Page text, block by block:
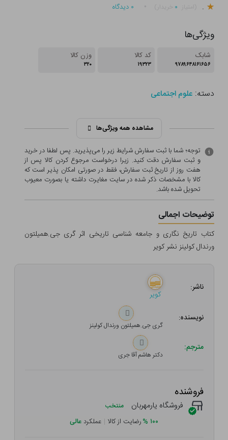
. ۰ ۰ دیدگاه
ویژگی‌ها
شابک
۹۷۸۹۶۴۸۱۶۱۶۵۶
کد کالا
۱۹۳۲۳
وزن کالا
۳۲۰
دسته:علوم اجتماعی
مشاهده همه ویژگی‌ها
توجه؛ شما با ثبت سفارش شرایط زیر را می‌پذیرید. پس لطفا در خرید
و ثبت سفارش دقت کنید. زیرا درخواست مرجوع کردن کالا پس از
هفت روز از تاریخ ثبت سفارش، فقط در صورتی امکان پذیر است که
کالا با مشخصات ذکر شده در سایت مغایرت داشته یا بصورت معيوب
تحویل شده باشد.
توضیحات اجمالی
کتاب تاریخ نگاری و جامعه شناسی تاریخی اثر گری جی.همیلتون
ورندال کولینز نشر کویر
ناشر:
کویر
نویسنده:
گری جی.همیلتون ورندال کولینز
مترجم:
دکتر هاشم آقا جری
فروشنده
فروشگاه یارمهربان منتخب
۱۰۰ %رضایت از کالا | عملکرد عالی